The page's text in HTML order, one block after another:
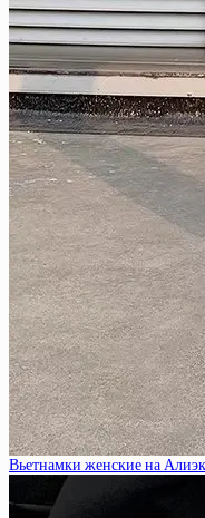
Вьетнамки женские на